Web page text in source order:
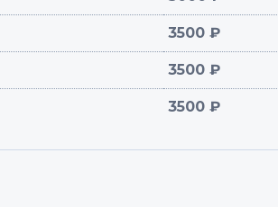
3500 ₽
3500 ₽
3500 ₽